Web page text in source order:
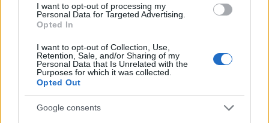
I want to opt-out of processing my
Personal Data for Targeted Advertising.
Opted In
I want to opt-out of Collection, Use,
Retention, Sale, and/or Sharing of my
Personal Data that Is Unrelated with the
Purposes for which it was collected.
Opted Out
Google consents
Σχόλια
καταθέσεις «κλειδί» της
συζύγου του 26χρονου
Αφγανού – Το στίγμα του
κινητού, η θεία από την
Ινδία και τα απειλητικά
μηνύματα
ιατροδικαστική
για τον θάνατο του